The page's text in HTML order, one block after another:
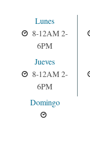
Lunes
8-12AM 2-
6PM
Jueves
8-12AM 2-
6PM
Domingo